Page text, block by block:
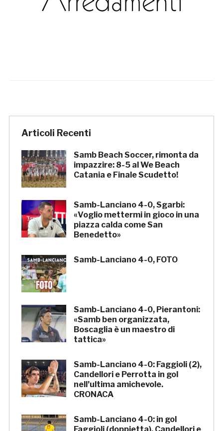
Articoli Recenti
Samb Beach Soccer, rimonta da
impazzire: 8-5 al We Beach
Catania e Finale Scudetto!
Samb-Lanciano 4-0, Sgarbi:
«Voglio mettermi in gioco in una
piazza calda come San
Benedetto»
Samb-Lanciano 4-0, FOTO
Samb-Lanciano 4-0, Pierantoni:
«Samb ben organizzata,
Boscaglia è un maestro di
tattica»
Samb-Lanciano 4-0: Faggioli (2),
Candellori e Perrotta in gol
nell’ultima amichevole.
CRONACA
Samb-Lanciano 4-0: in gol